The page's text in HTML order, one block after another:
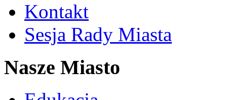
Kontakt
Sesja Rady Miasta
Nasze Miasto